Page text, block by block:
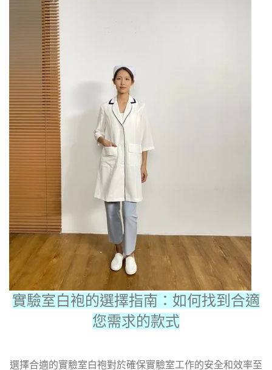
實驗室白袍的選擇指南：如何找到合適
您需求的款式
選擇合適的實驗室白袍對於確保實驗室工作的安全和效率至